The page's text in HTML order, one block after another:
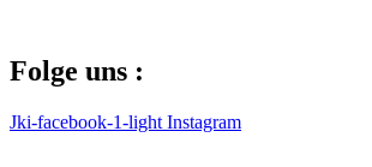
springen
Folge uns :
Jki-facebook-1-light Instagram